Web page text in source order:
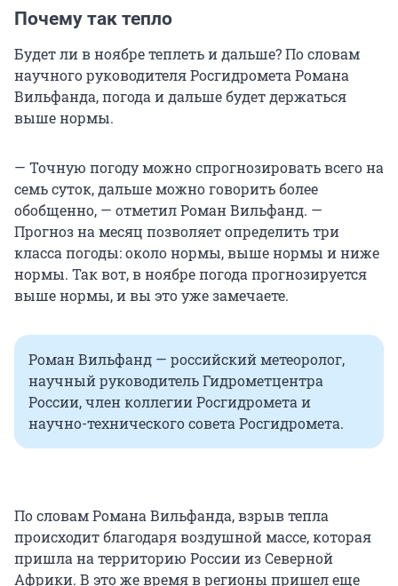
Почему так тепло
Будет ли в ноябре теплеть и дальше? По словам
научного руководителя Росгидромета Романа
Вильфанда, погода и дальше будет держаться
выше нормы.
— Точную погоду можно спрогнозировать всего на
семь суток, дальше можно говорить более
обобщенно, — отметил Роман Вильфанд. —
Прогноз на месяц позволяет определить три
класса погоды: около нормы, выше нормы и ниже
нормы. Так вот, в ноябре погода прогнозируется
выше нормы, и вы это уже замечаете.
Роман Вильфанд — российский метеоролог,
научный руководитель Гидрометцентра
России, член коллегии Росгидромета и
научно-технического совета Росгидромета.
По словам Романа Вильфанда, взрыв тепла
происходит благодаря воздушной массе, которая
пришла на территорию России из Северной
Африки. В это же время в регионы пришел еще